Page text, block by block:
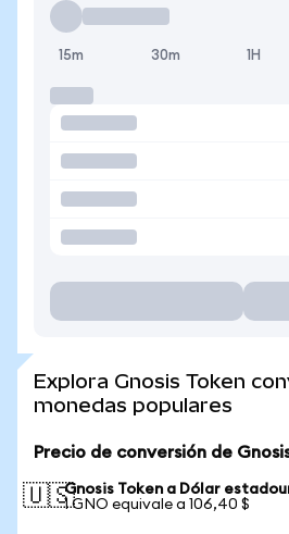
15m 30m 1H
Explora Gnosis Token
monedas populares
Precio de conversión de
🇺🇸Gnosis Token a Dólar
1 GNO equivale a 106,40 $